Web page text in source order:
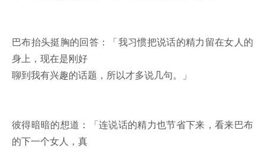
巴布抬头挺胸的回答：「我习惯把说话的精力留在女人的
身上，现在是刚好
聊到我有兴趣的话题，所以才多说几句。」
彼得暗暗的想道：「连说话的精力也节省下来，看来巴布
的下一个女人，真